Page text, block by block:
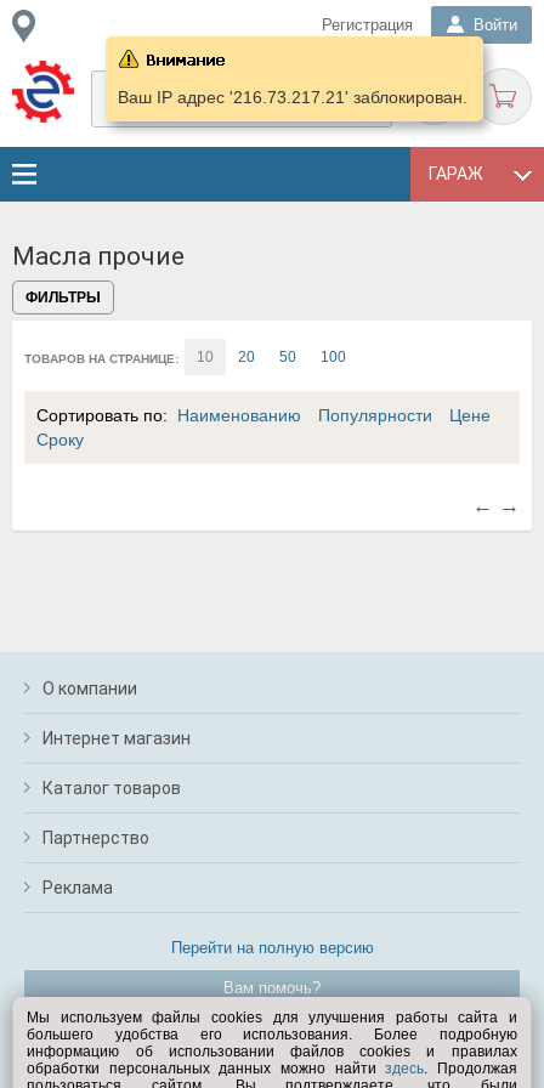
Регистрация Войти
ГАРАЖ
Ваш IP адрес '216.73.217.21' заблокирован.
Масла прочие
ФИЛЬТРЫ
ТОВАРОВ НА СТРАНИЦЕ: 10 20 50 100
Сортировать по: Наименованию Популярности
Цене
Сроку
← →
О компании
Интернет магазин
Каталог товаров
Партнерство
Реклама
Перейти на полную версию
Вам помочь?
© Exist.ru 1998—2026
Мы используем файлы cookies для улучшения работы сайта и
большего удобства его использования. Более подробную
информацию об использовании файлов cookies и правилах
обработки персональных данных можно найтиздесь. Продолжая